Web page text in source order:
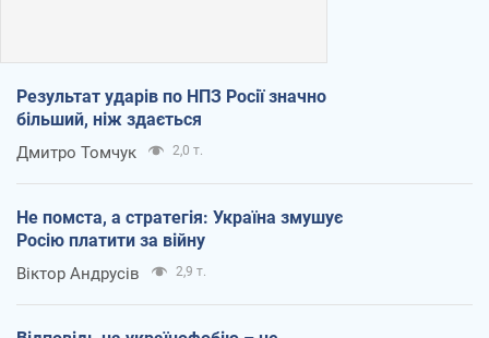
Результат ударів по НПЗ Росії значно
більший, ніж здається
Дмитро Томчук 2,0 т.
Не помста, а стратегія: Україна змушує
Росію платити за війну
Віктор Андрусів 2,9 т.